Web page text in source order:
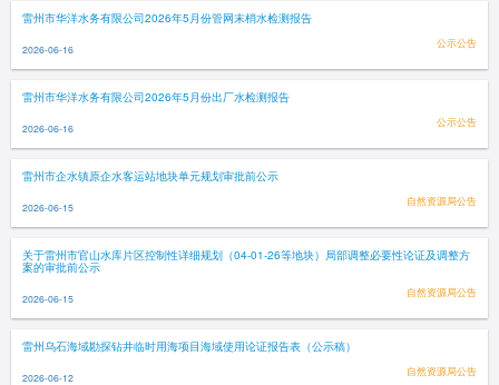
雷州市华洋水务有限公司2026年5月份管网末梢水检测报告
2026-06-16 公示公告
雷州市华洋水务有限公司2026年5月份出厂水检测报告
2026-06-16 公示公告
雷州市企水镇原企水客运站地块单元规划审批前公示
2026-06-15 自然资源局公告
关于雷州市官山水库片区控制性详细规划（04-01-26等地块）局部调整必要性论证及调整方
案的审批前公示
2026-06-15 自然资源局公告
雷州乌石海域勘探钻井临时用海项目海域使用论证报告表（公示稿）
2026-06-12 自然资源局公告